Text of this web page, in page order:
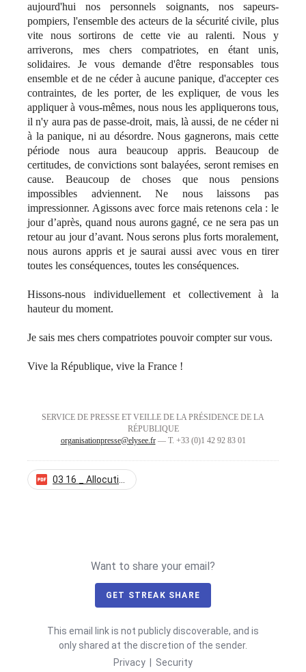
aujourd'hui nos personnels soignants, nos sapeurs-
pompiers, l'ensemble des acteurs de la sécurité civile, plus
vite nous sortirons de cette vie au ralenti. Nous y
arriverons, mes chers compatriotes, en étant unis,
solidaires. Je vous demande d'être responsables tous
ensemble et de ne céder à aucune panique, d'accepter ces
contraintes, de les porter, de les expliquer, de vous les
appliquer à vous-mêmes, nous nous les appliquerons tous,
il n'y aura pas de passe-droit, mais, là aussi, de ne céder ni
à la panique, ni au désordre. Nous gagnerons, mais cette
période nous aura beaucoup appris. Beaucoup de
certitudes, de convictions sont balayées, seront remises en
cause. Beaucoup de choses que nous pensions
impossibles adviennent. Ne nous laissons pas
impressionner. Agissons avec force mais retenons cela : le
jour d’après, quand nous aurons gagné, ce ne sera pas un
retour au jour d’avant. Nous serons plus forts moralement,
nous aurons appris et je saurai aussi avec vous en tirer
toutes les conséquences, toutes les conséquences.
Hissons-nous individuellement et collectivement à la
hauteur du moment.
Je sais mes chers compatriotes pouvoir compter sur vous.
Vive la République, vive la France !
SERVICE DE PRESSE ET VEILLE DE LA PRÉSIDENCE DE LA
RÉPUBLIQUE
organisationpresse@elysee.fr— T. +33 (0)1 42 92 83 01
Want to share your email?
GET STREAK SHARE
This email link is not publicly discoverable, and is
only shared at the discretion of the sender.
Privacy
Security